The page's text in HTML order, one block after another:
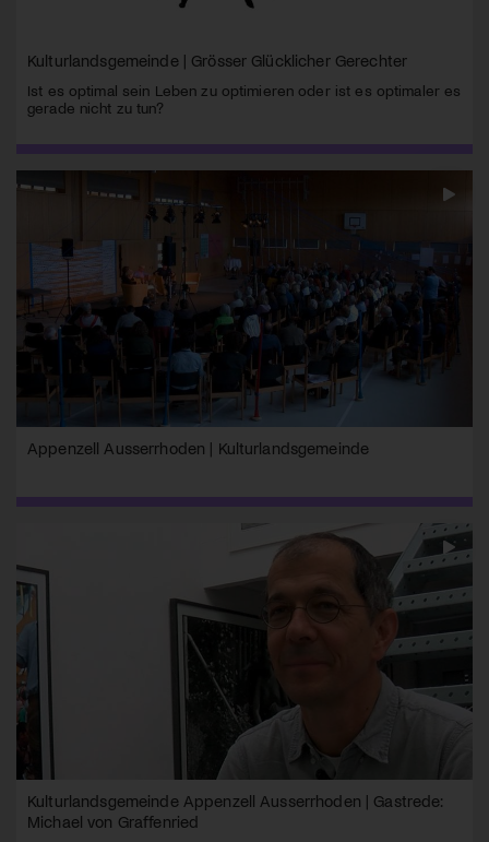
Kulturlandsgemeinde | Grösser Glücklicher Gerechter
Ist es optimal sein Leben zu optimieren oder ist es optimaler es
gerade nicht zu tun?
Appenzell Ausserrhoden | Kulturlandsgemeinde
Kulturlandsgemeinde Appenzell Ausserrhoden | Gastrede:
Michael von Graffenried